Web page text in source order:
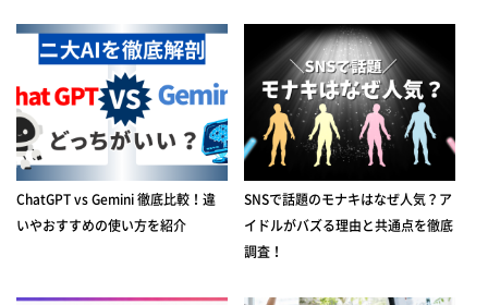
ChatGPT vs Gemini 徹底比較！違
いやおすすめの使い方を紹介
SNSで話題のモナキはなぜ人気？ア
イドルがバズる理由と共通点を徹底
調査！